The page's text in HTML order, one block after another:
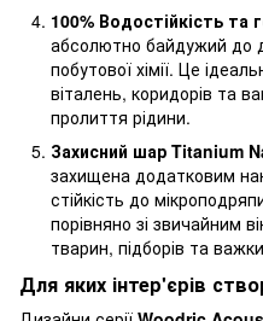
100% Водостійкість та
абсолютно байдужий до
побутової хімії. Це
віталень, коридорів та
пролиття рідини.
Захисний шар Titanium
захищена додатковим
стійкість до
порівняно зі звичайним
тварин, підборів та
Для яких інтер'єрів